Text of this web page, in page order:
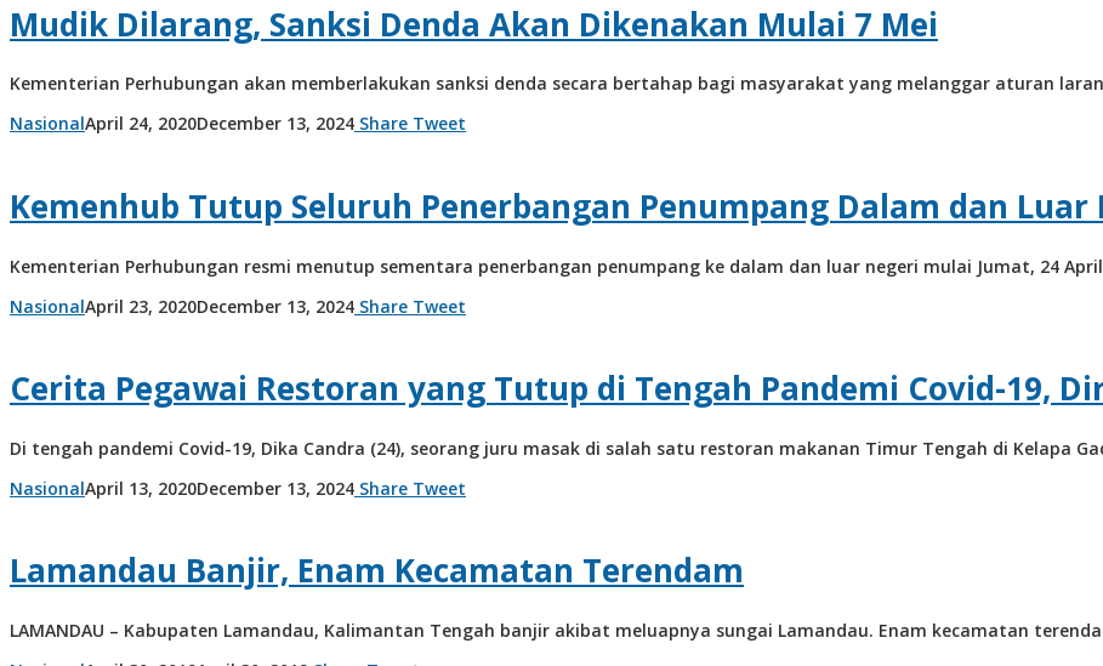
Mudik Dilarang, Sanksi Denda Akan Dikenakan Mulai 7 Mei
Kementerian Perhubungan akan memberlakukan sanksi denda secara bertahap bagi masyarakat yang melanggar aturan
NasionalApril 24, 2020December 13, 2024by
Share Tweet
Kemenhub Tutup Seluruh Penerbangan Penumpang Dalam dan Luar
Kementerian Perhubungan resmi menutup sementara penerbangan penumpang ke dalam dan luar negeri mulai Jumat, 24
NasionalApril 23, 2020December 13, 2024by
Share Tweet
Cerita Pegawai Restoran yang Tutup di Tengah Pandemi Covid-19,
Di tengah pandemi Covid-19, Dika Candra (24), seorang juru masak di salah satu restoran makanan Timur Tengah di Kelapa
NasionalApril 13, 2020December 13, 2024by
Share Tweet
Lamandau Banjir, Enam Kecamatan Terendam
LAMANDAU – Kabupaten Lamandau, Kalimantan Tengah banjir akibat meluapnya sungai Lamandau. Enam kecamatan